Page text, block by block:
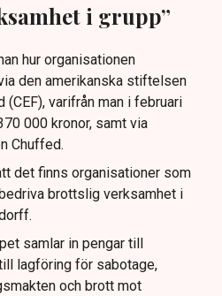
i grupp”
hur organisationen
den amerikanska stiftelsen
(CEF), varifrån man i februari
000 kronor, samt via
Chuffed.
det finns organisationer som
brottslig verksamhet i
samlar in pengar till
lagföring för sabotage,
och brott mot